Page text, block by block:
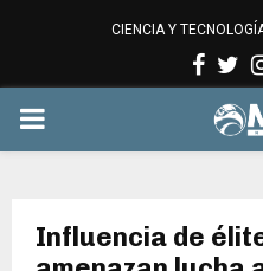
CIENCIA Y
PRIMARY
Influencia de